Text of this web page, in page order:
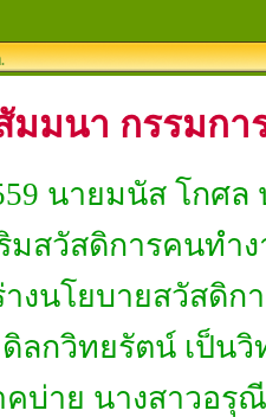
มมนา กรรมก
นายมนัส โกศ
มสวัสดิการคนทำ
งนโยบายสวัสดิ
ลกวิทยรัตน์ เป็นวิ
บ่าย นางสาวอรุ